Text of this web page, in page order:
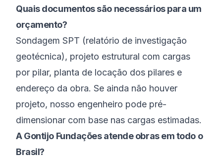
Quais documentos são necessários para um
orçamento?
Sondagem SPT (relatório de investigação
geotécnica), projeto estrutural com cargas
por pilar, planta de locação dos pilares e
endereço da obra. Se ainda não houver
projeto, nosso engenheiro pode pré-
dimensionar com base nas cargas estimadas.
A Gontijo Fundações atende obras em todo o
Brasil?